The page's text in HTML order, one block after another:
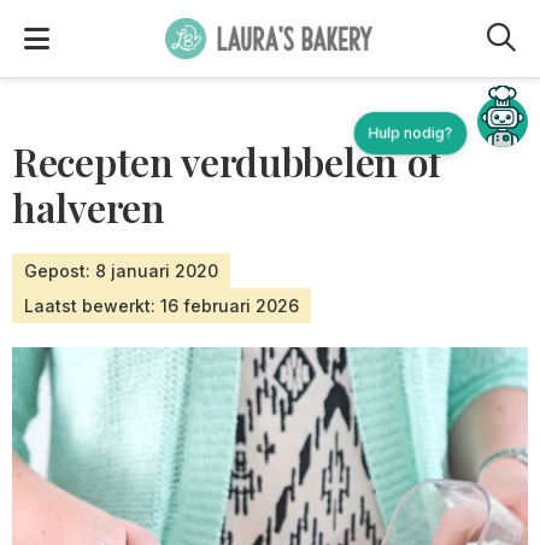
Recepten verdubbelen of
halveren
Gepost: 8 januari 2020
Laatst bewerkt: 16 februari 2026
Hulp nodig?